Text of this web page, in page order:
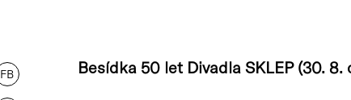
FB Besídka 50 let Divadla SKLEP (30. 8.